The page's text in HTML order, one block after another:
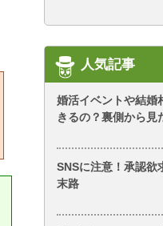
人気記事
婚活イベントや結婚
きるの？裏側から見
SNSに注意！承認欲
末路